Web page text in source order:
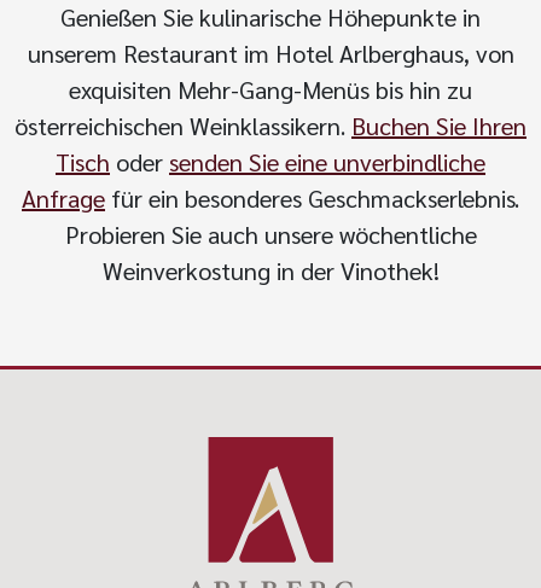
Genießen Sie kulinarische Höhepunkte in
unserem Restaurant im Hotel Arlberghaus, von
exquisiten Mehr-Gang-Menüs bis hin zu
österreichischen Weinklassikern. Buchen Sie Ihren
Tisch oder senden Sie eine unverbindliche
Anfrage für ein besonderes Geschmackserlebnis.
Probieren Sie auch unsere wöchentliche
Weinverkostung in der Vinothek!